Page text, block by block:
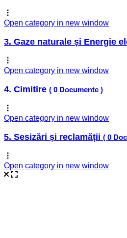
Open category in new window
3. Gaze naturale și Energie
Open category in new window
4. Cimitire ( 0 Documente )
Open category in new window
5. Sesizări și reclamății ( 0
Open category in new window